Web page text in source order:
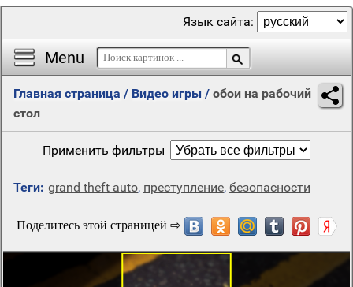
Menu
Язык сайта:
Главная страница / Видео игры / обои на рабочий
стол
Применить фильтры
Теги: grand theft auto, преступление, безопасности